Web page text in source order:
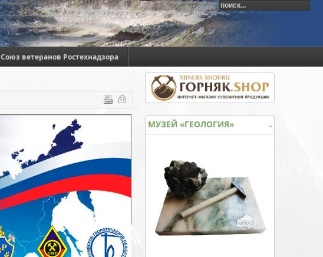
Союз ветеранов Ростехнадзора
МУЗЕЙ «ГЕОЛОГИЯ»